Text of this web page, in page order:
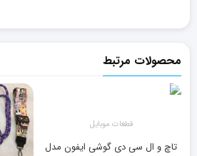
محصولات مرتبط
قطعات موبایل
تاچ و ال سی دی گوشی ایفون مدل